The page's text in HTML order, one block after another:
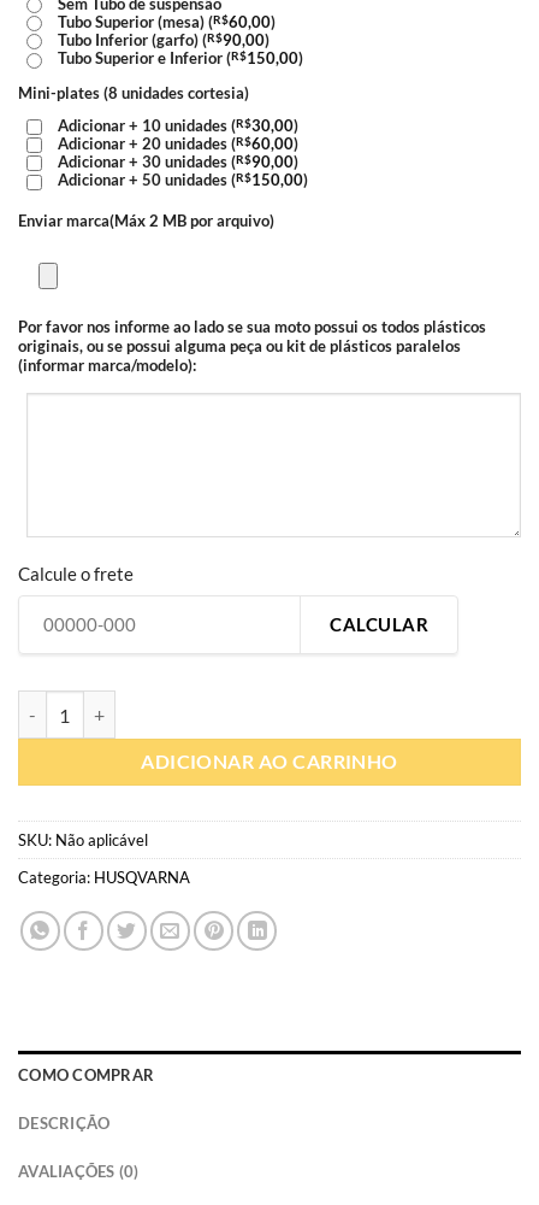
Tubo Superior (mesa) (R$60,00)
Tubo Inferior (garfo) (R$90,00)
Tubo Superior e Inferior (R$150,00)
Mini-plates (8 unidades cortesia)
Adicionar + 10 unidades (R$30,00)
Adicionar + 20 unidades (R$60,00)
Adicionar + 30 unidades (R$90,00)
Adicionar + 50 unidades (R$150,00)
Enviar marca(Máx 2 MB por arquivo)
Por favor nos informe ao lado se sua moto possui os todos plásticos
originais, ou se possui alguma peça ou kit de plásticos paralelos
(informar marca/modelo):
Calcule o frete
CALCULAR
ADICIONAR AO CARRINHO
SKU: Não aplicável
Categoria: HUSQVARNA
COMO COMPRAR
DESCRIÇÃO
AVALIAÇÕES (0)